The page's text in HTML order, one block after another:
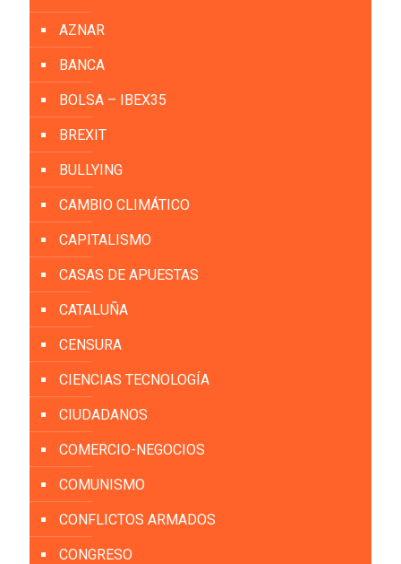
AZNAR
BANCA
BOLSA – IBEX35
BREXIT
BULLYING
CAMBIO CLIMÁTICO
CAPITALISMO
CASAS DE APUESTAS
CATALUÑA
CENSURA
CIENCIAS TECNOLOGÍA
CIUDADANOS
COMERCIO-NEGOCIOS
COMUNISMO
CONFLICTOS ARMADOS
CONGRESO